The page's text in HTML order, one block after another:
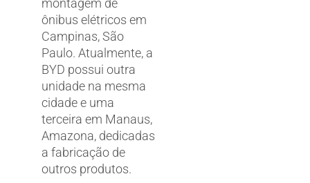
ônibus elétricos em
Campinas, São
Paulo. Atualmente, a
BYD possui outra
unidade na mesma
cidade e uma
terceira em Manaus,
Amazona, dedicadas
a fabricação de
outros produtos.